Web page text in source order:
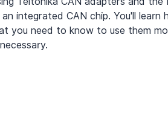
integrated CAN chip. You'll learn
you need to know to use them